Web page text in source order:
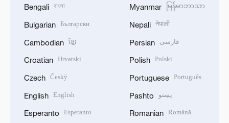
Bengali বাংলা
Bulgarian Български
Cambodian ខ្មែរ
Croatian Hrvatski
Czech Český
English English
Esperanto Esperanto
Myanmar မြန်မာဘာသာ
Nepali नेपाली
Persian فارسی
Polish Polski
Portuguese Português
Pashto پښتو
Romanian Română